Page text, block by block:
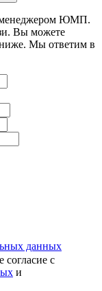
менеджером ЮМП.
Вы можете
Mы ответим в
данных
с
и